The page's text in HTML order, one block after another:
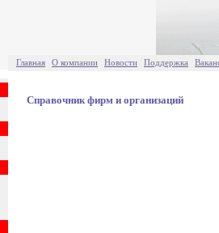
Главная О компании Новости Поддержка
Справочник фирм и организаций